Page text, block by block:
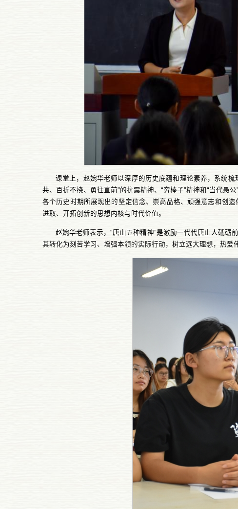
课堂上，赵婉华老师以深厚的历史底蕴和理论素养，系统梳
共、百折不挠、勇往直前”的抗震精神、“穷棒子”精神和“当代愚
各个历史时期所展现出的坚定信念、崇高品格、顽强意志和创
进取、开拓创新的思想内核与时代价值。
赵婉华老师表示，“唐山五种精神”是激励一代代唐山人砥砺
其转化为刻苦学习、增强本领的实际行动，树立远大理想，热